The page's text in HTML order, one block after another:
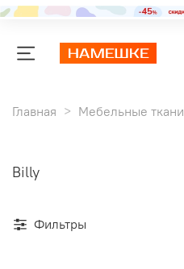
Главная Мебельные ткани
Billy
Фильтры